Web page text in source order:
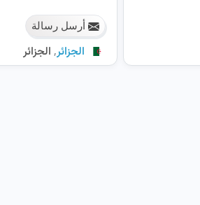
أرسل رسالة
الجزائر, الجزائر